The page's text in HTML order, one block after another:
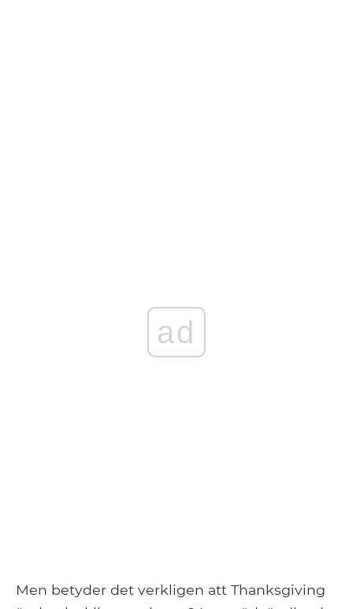
ad
Men betyder det verkligen att Thanksgiving